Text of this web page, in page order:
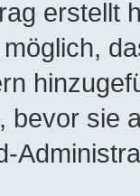
erstellt
bevor sie